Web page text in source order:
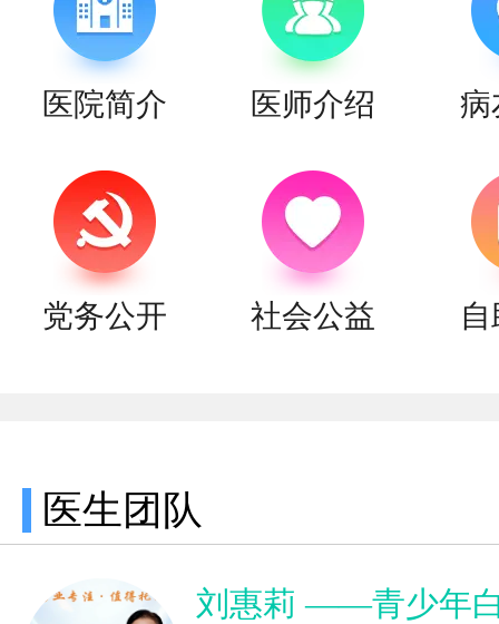
医院简介 医师介绍 病
党务公开 社会公益
医生团队
刘惠莉 ——青少年